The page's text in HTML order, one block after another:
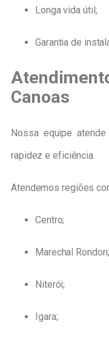
Longa vida útil;
Garantia de
Canoas
Nossa equipe
rapidez e eficiência.
Atendemos regiões
Centro;
Marechal Rondon;
Niterói;
Igara;